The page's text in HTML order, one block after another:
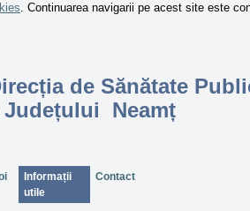
. Continuarea navigarii pe acest site este
de Sănătate
Județului Neamț
Informații
utile
Contact